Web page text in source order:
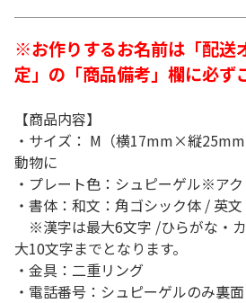
※お作りするお名前は「配送
定」の「商品備考」欄に必ず
【商品内容】
・サイズ： M（横17mm×縦
動物に
・プレート色：シュピーゲル※ア
・書体：和文：角ゴシック体 / 英
※漢字は最大6文字 /ひらがな・
大10文字までとなります。
・金具：二重リング
・電話番号：シュピーゲルのみ裏